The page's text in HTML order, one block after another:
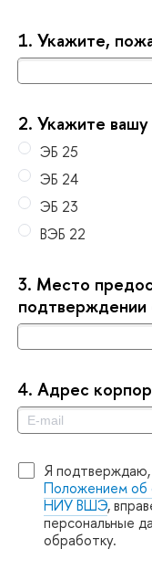
1. Укажите,
2. Укажите вашу
ЭБ 25
ЭБ 24
ЭБ 23
ЭБ 22
3. Место
подтверждении
4. Адрес
Я подтверждаю,
Положением об
НИУ ВШЭ,
персональные
обработку.